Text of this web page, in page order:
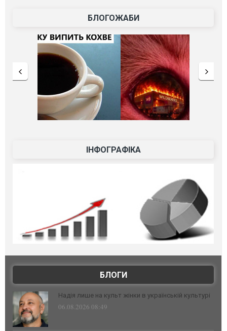
БЛОГОЖАБИ
ІНФОГРАФІКА
БЛОГИ
Надія лише на культ жінки в українській культурі
06.08.2026 08:49